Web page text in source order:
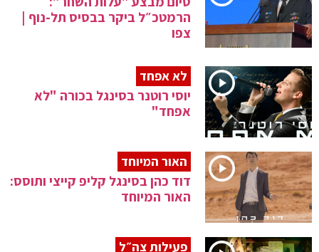
הרמטכ״ל ביקר בבסיס תל-נוף |
צפו
לא אפחד
יוסי רוטנר בסינגל בכורה "לא
אפחד"
האור המיוחד
דוד כהן בסינגל קליפ קייצי ותוסס:
האור המיוחד
פעילות צה״ל